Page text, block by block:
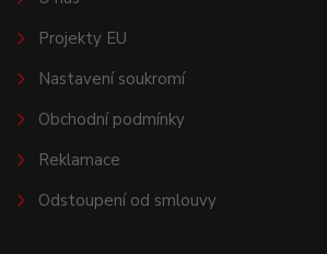
Projekty EU
Nastavení soukromí
Obchodní podmínky
Reklamace
Odstoupení od smlouvy